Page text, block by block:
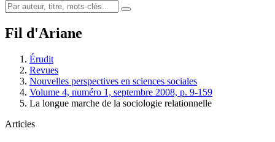
Fil d'Ariane
Érudit
Revues
Nouvelles perspectives en sciences sociales
Volume 4, numéro 1, septembre 2008, p. 9-159
La longue marche de la sociologie relationnelle
Articles